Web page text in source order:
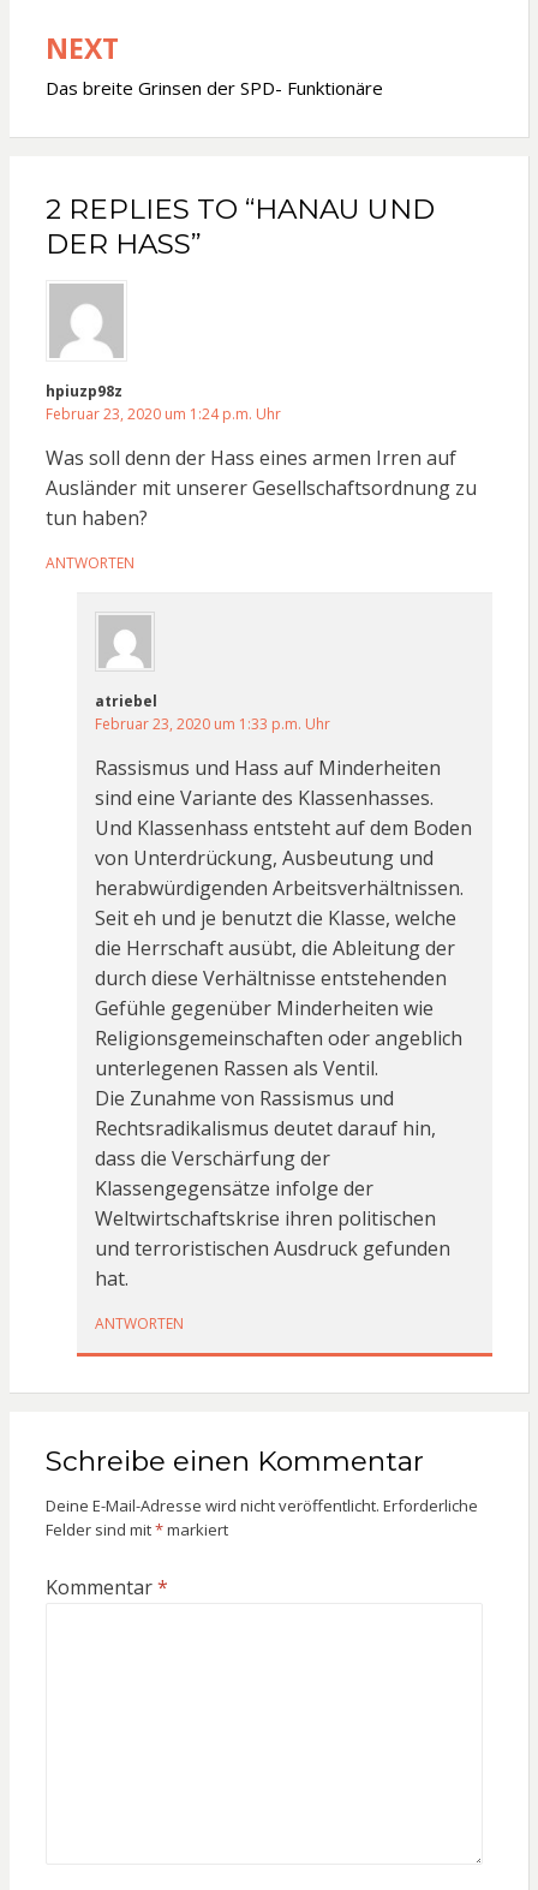
NEXT
Das breite Grinsen der SPD- Funktionäre
2 REPLIES TO “HANAU UND
DER HASS”
hpiuzp98z
Februar 23, 2020 um 1:24 p.m. Uhr
Was soll denn der Hass eines armen Irren auf
Ausländer mit unserer Gesellschaftsordnung zu
tun haben?
ANTWORTEN
atriebel
Februar 23, 2020 um 1:33 p.m. Uhr
Rassismus und Hass auf Minderheiten
sind eine Variante des Klassenhasses.
Und Klassenhass entsteht auf dem Boden
von Unterdrückung, Ausbeutung und
herabwürdigenden Arbeitsverhältnissen.
Seit eh und je benutzt die Klasse, welche
die Herrschaft ausübt, die Ableitung der
durch diese Verhältnisse entstehenden
Gefühle gegenüber Minderheiten wie
Religionsgemeinschaften oder angeblich
unterlegenen Rassen als Ventil.
Die Zunahme von Rassismus und
Rechtsradikalismus deutet darauf hin,
dass die Verschärfung der
Klassengegensätze infolge der
Weltwirtschaftskrise ihren politischen
und terroristischen Ausdruck gefunden
hat.
ANTWORTEN
Schreibe einen Kommentar
Deine E-Mail-Adresse wird nicht veröffentlicht. Erforderliche
Felder sind mit*markiert
Kommentar*